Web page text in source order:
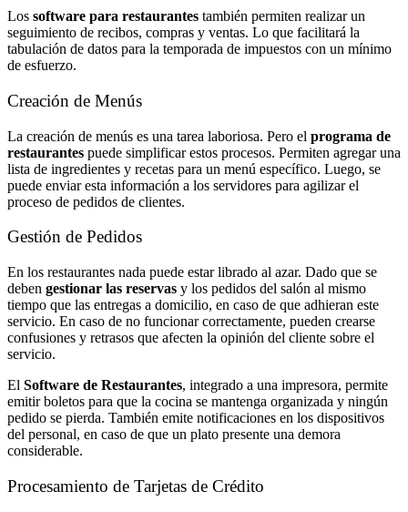
Los software para restaurantes también permiten realizar un
seguimiento de recibos, compras y ventas. Lo que facilitará la
tabulación de datos para la temporada de impuestos con un mínimo
de esfuerzo.
Creación de Menús
La creación de menús es una tarea laboriosa. Pero el programa de
restaurantes puede simplificar estos procesos. Permiten agregar una
lista de ingredientes y recetas para un menú específico. Luego, se
puede enviar esta información a los servidores para agilizar el
proceso de pedidos de clientes.
Gestión de Pedidos
En los restaurantes nada puede estar librado al azar. Dado que se
deben gestionar las reservas y los pedidos del salón al mismo
tiempo que las entregas a domicilio, en caso de que adhieran este
servicio. En caso de no funcionar correctamente, pueden crearse
confusiones y retrasos que afecten la opinión del cliente sobre el
servicio.
El Software de Restaurantes, integrado a una impresora, permite
emitir boletos para que la cocina se mantenga organizada y ningún
pedido se pierda. También emite notificaciones en los dispositivos
del personal, en caso de que un plato presente una demora
considerable.
Procesamiento de Tarjetas de Crédito